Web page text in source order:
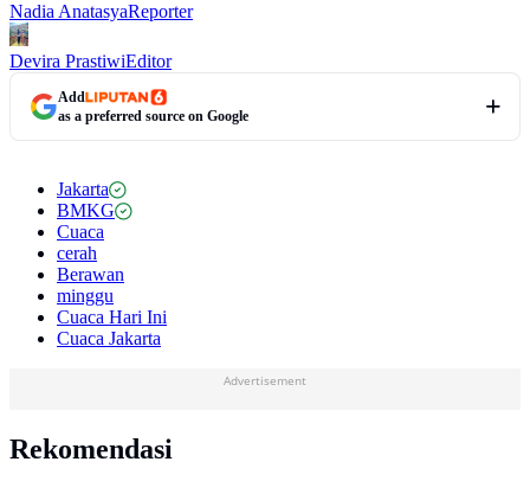
Nadia AnatasyaReporter
Devira PrastiwiEditor
Add
as a preferred source on Google
Jakarta
BMKG
Cuaca
cerah
Berawan
minggu
Cuaca Hari Ini
Cuaca Jakarta
Advertisement
Rekomendasi